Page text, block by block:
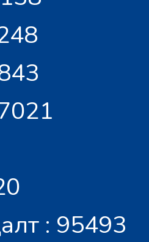
: 95493